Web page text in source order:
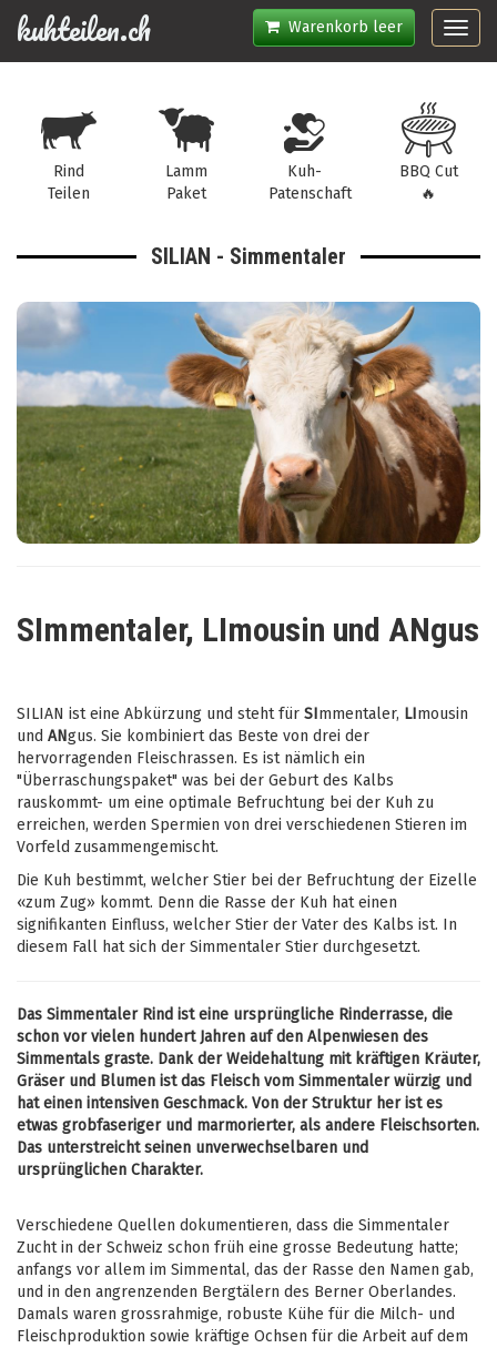
Warenkorb leer
kuhteilen.ch
Rind
Teilen
Lamm
Paket
Kuh-
Patenschaft
BBQ Cut
🔥
SILIAN - Simmentaler
SImmentaler, LImousin und ANgus
SILIAN ist eine Abkürzung und steht für SImmentaler, LImousin
und ANgus. Sie kombiniert das Beste von drei der
hervorragenden Fleischrassen. Es ist nämlich ein
"Überraschungspaket" was bei der Geburt des Kalbs
rauskommt- um eine optimale Befruchtung bei der Kuh zu
erreichen, werden Spermien von drei verschiedenen Stieren im
Vorfeld zusammengemischt.
Die Kuh bestimmt, welcher Stier bei der Befruchtung der Eizelle
«zum Zug» kommt. Denn die Rasse der Kuh hat einen
signifikanten Einfluss, welcher Stier der Vater des Kalbs ist. In
diesem Fall hat sich der Simmentaler Stier durchgesetzt.
Das Simmentaler Rind ist eine ursprüngliche Rinderrasse, die
schon vor vielen hundert Jahren auf den Alpenwiesen des
Simmentals graste. Dank der Weidehaltung mit kräftigen Kräuter,
Gräser und Blumen ist das Fleisch vom Simmentaler würzig und
hat einen intensiven Geschmack. Von der Struktur her ist es
etwas grobfaseriger und marmorierter, als andere Fleischsorten.
Das unterstreicht seinen unverwechselbaren und
ursprünglichen Charakter.
Verschiedene Quellen dokumentieren, dass die Simmentaler
Zucht in der Schweiz schon früh eine grosse Bedeutung hatte;
anfangs vor allem im Simmental, das der Rasse den Namen gab,
und in den angrenzenden Bergtälern des Berner Oberlandes.
Damals waren grossrahmige, robuste Kühe für die Milch- und
Fleischproduktion sowie kräftige Ochsen für die Arbeit auf dem